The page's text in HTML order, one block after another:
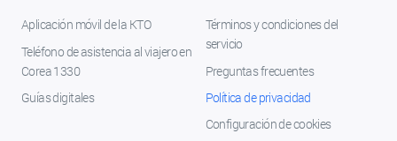
Aplicación móvil de la KTO
Teléfono de asistencia al viajero en
Corea 1330
Guías digitales
Términos y condiciones del
servicio
Preguntas frecuentes
Política de privacidad
Configuración de cookies